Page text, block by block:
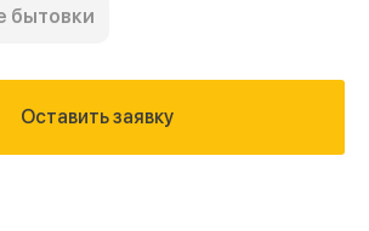
бытовки
Оставить заявку